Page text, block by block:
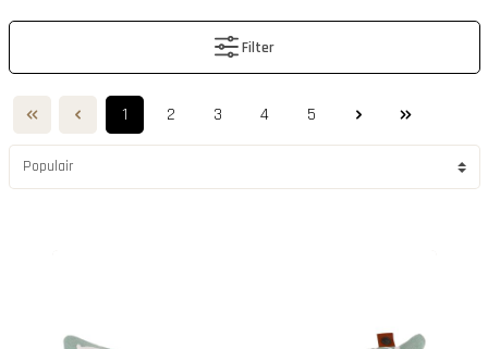
Filter
1 2 3 4 5